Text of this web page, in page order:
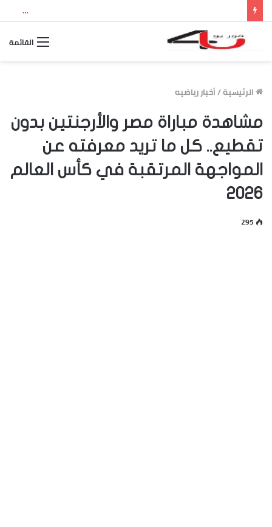
نتيجة الثانوية العامة 2026 بالاسم ورقم الجلوس.. استعلم الآن عن درجاتك والمجموع الكلي
القائمة
الرئيسية/أخبار رياضيه
مشاهدة مباراة مصر والأرجنتين بدون
تقطيع.. كل ما تريد معرفته عن
المواجهة المرتقبة في كأس العالم
2026
295